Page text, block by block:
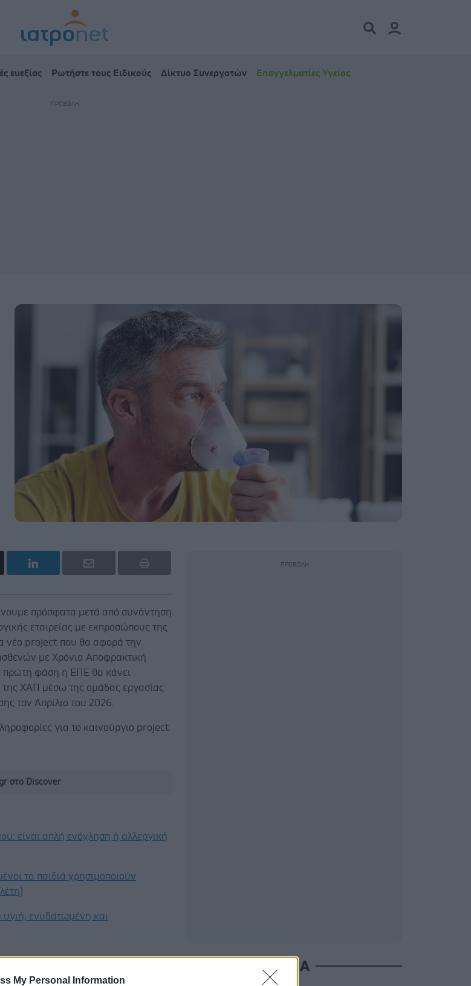
My Personal Information
ευεξίας Ρωτήστε τους Ειδικούς Δίκτυο Συνεργατών Επαγγελματίες Υγείας
πρόσφατα μετά από συνάντηση
εταιρείας με εκπροσώπους της
νέο project που θα αφορά την
με Xρόνια Αποφρακτική
πρώτη φάση η ΕΠΕ θα κάνει
ΧΑΠ μέσω της ομάδας εργασίας
τον Απρίλιο του 2026.
για το καινούργιο project
στο Discover
είναι απλή ενόχληση ή αλλεργική
τα παιδιά χρησιμοποιούν
ενυδατωμένη και
ΔΙΑΒΑΣΤΕ ΑΚΟΜΑ